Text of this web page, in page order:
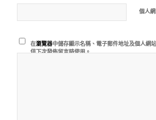
個人
在瀏覽器中儲存顯示名稱、電子郵件地址及個人網
供下次發佈留言時使用。